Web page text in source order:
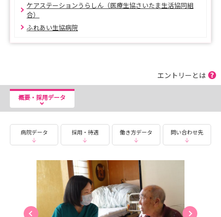
ケアステーションうらしん（医療生協さいたま生活協同組
合）
ふれあい生協病院
エントリーとは
概要・採用データ
病院データ 採用・待遇 働き方データ 問い合わせ先